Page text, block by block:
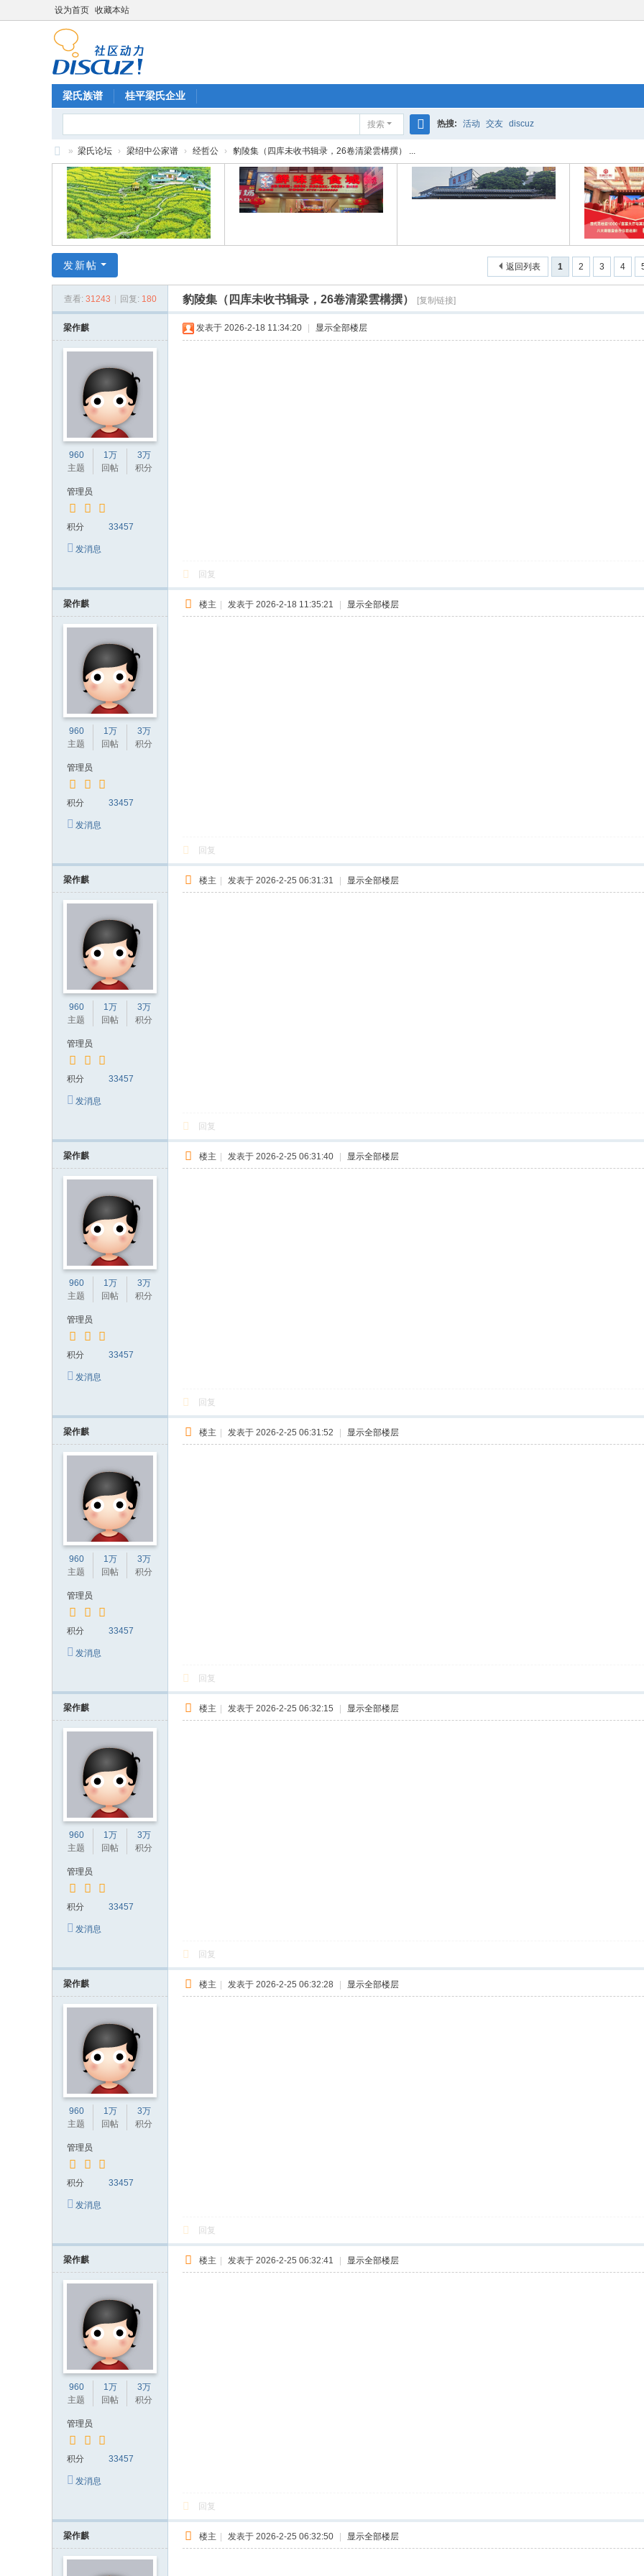
设为首页 收藏本站
梁氏族谱 桂平梁氏企业
搜索
索
热搜: 活动 交友 discuz
» 梁氏论坛 › 梁绍中公家谱 › 经哲公 › 豹陵集（四库未收书辑录，26卷清梁雲構撰） ...
1 2 3 4
返回列表
发新帖
查看: 31243 回复: 180 豹陵集（四库未收书辑录，26卷清梁雲構撰） [复制链接]
梁作麒
960
主题
1万
回帖
3万
积分
管理员
积分 33457
发消息
发表于 2026-2-18 11:34:20 显示全部楼层
回复
梁作麒
960
主题
1万
回帖
3万
积分
管理员
积分 33457
发消息
楼主 | 发表于 2026-2-18 11:35:21 | 显示全部楼层
回复
梁作麒
960
主题
1万
回帖
3万
积分
管理员
积分 33457
发消息
楼主 | 发表于 2026-2-25 06:31:31 | 显示全部楼层
回复
梁作麒
960
主题
1万
回帖
3万
积分
管理员
积分 33457
发消息
楼主 | 发表于 2026-2-25 06:31:40 | 显示全部楼层
回复
梁作麒
960
主题
1万
回帖
3万
积分
管理员
积分 33457
发消息
楼主 | 发表于 2026-2-25 06:31:52 | 显示全部楼层
回复
梁作麒
960
主题
1万
回帖
3万
积分
管理员
积分 33457
发消息
楼主 | 发表于 2026-2-25 06:32:15 | 显示全部楼层
回复
梁作麒
960
主题
1万
回帖
3万
积分
管理员
积分 33457
发消息
楼主 | 发表于 2026-2-25 06:32:28 | 显示全部楼层
回复
梁作麒
960
主题
1万
回帖
3万
积分
管理员
积分 33457
发消息
楼主 | 发表于 2026-2-25 06:32:41 | 显示全部楼层
回复
梁作麒 楼主 | 发表于 2026-2-25 06:32:50 | 显示全部楼层